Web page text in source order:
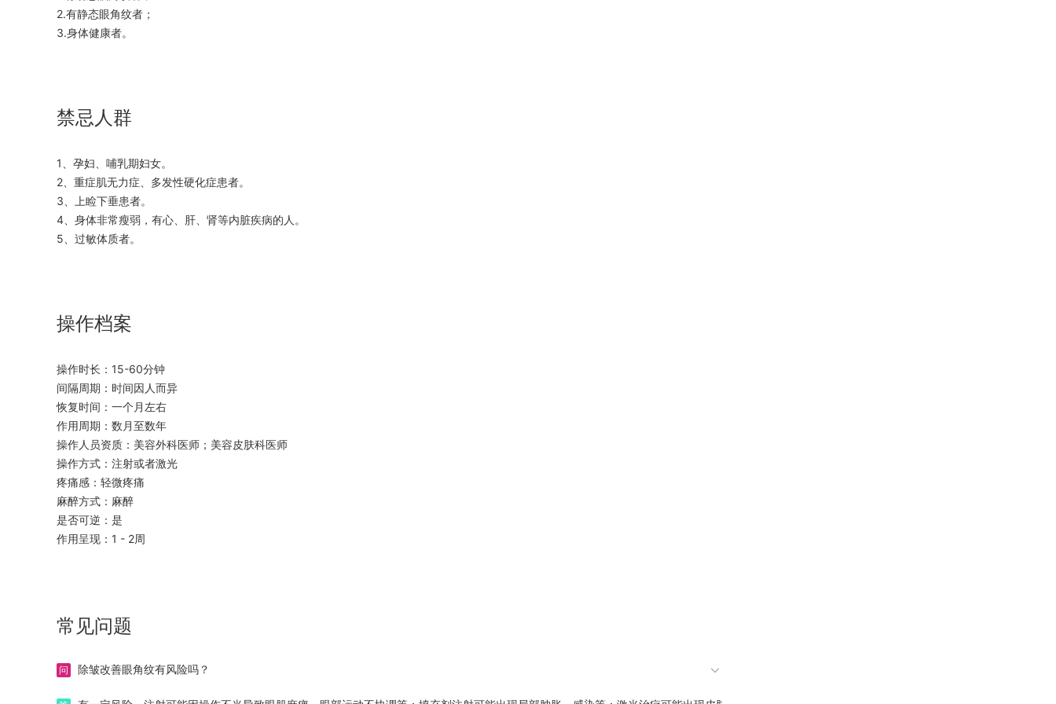
2.有静态眼角纹者；
3.身体健康者。
禁忌人群
1、孕妇、哺乳期妇女。
2、重症肌无力症、多发性硬化症患者。
3、上睑下垂患者。
4、身体非常瘦弱，有心、肝、肾等内脏疾病的人。
5、过敏体质者。
操作档案
操作时长：15-60分钟
间隔周期：时间因人而异
恢复时间：一个月左右
作用周期：数月至数年
操作人员资质：美容外科医师；美容皮肤科医师
操作方式：注射或者激光
疼痛感：轻微疼痛
麻醉方式：麻醉
是否可逆：是
作用呈现：1 - 2周
常见问题
问 除皱改善眼角纹有风险吗？